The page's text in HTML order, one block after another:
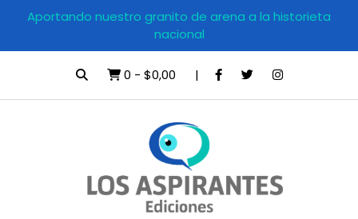
Aportando nuestro granito de arena a la historieta
nacional
0 - $0,00